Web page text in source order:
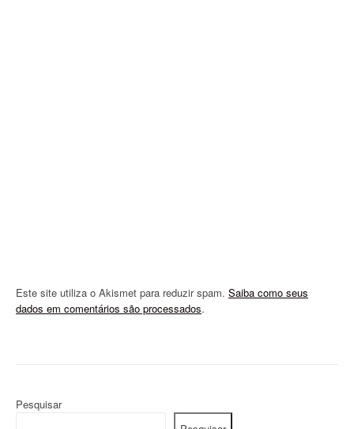
Este site utiliza o Akismet para reduzir spam. Saiba como seus
dados em comentários são processados.
Pesquisar